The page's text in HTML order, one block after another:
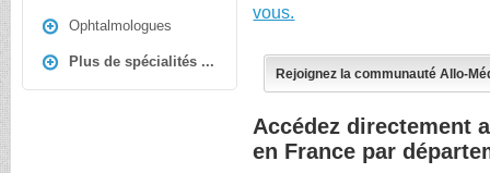
Ophtalmologues
Plus de spécialités ...
vous.
Rejoignez la communauté Allo-
Accédez directement
en France par